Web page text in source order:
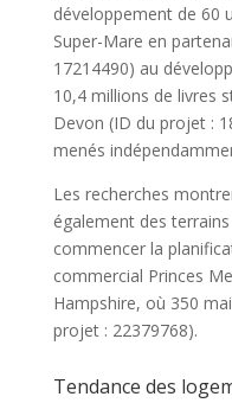
développement de 60
Super-Mare en
17214490) au
10,4 millions de livres
Devon (ID du projet :
menés
Les recherches
également des
commencer la
commercial Princes
Hampshire, où 350
projet : 22379768).
Tendance des